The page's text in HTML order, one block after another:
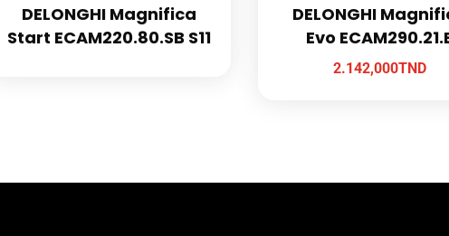
DELONGHI Magnifica
Start ECAM220.80.SB S11
DELONGHI
Evo
2.142,000TND